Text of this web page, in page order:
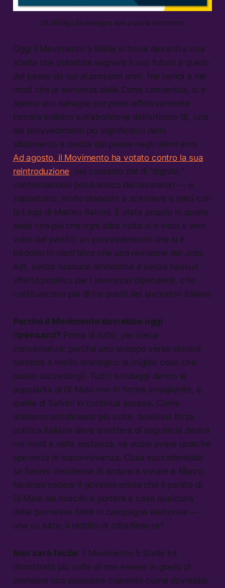
Di obbligo di reintegro non si parla nemmeno
Oggi il Movimento 5 Stelle si trova davanti a una
scelta che potrebbe segnare il suo futuro e quello
del paese da qui ai prossimi anni. Nei tempi e nei
modi che la sentenza della Corte consentirà, si è
aperto uno spiraglio per poter effettivamente
tornare indietro sull’abolizione dell’articolo 18, uno
dei provvedimenti più significativi dello
slittamento a destra del paese negli ultimi anni.
Ad agosto, il Movimento ha votato contro la sua
reintroduzione , nel contesto del dl “dignità,”
confermandosi poco amico dei lavoratori — e,
soprattutto, molto disposto a scendere a patti con
la Lega di Matteo Salvini. È stata proprio in quella
sede che più che ogni altra volta si è visto il vero
volto del partito: un provvedimento che si è
tradotto in nient’altro che una revisione del Jobs
Act, senza nessuna ambizione e senza nessun
effetto positivo per i lavoratori dipendenti, che
costituiscono più di tre quarti dei lavoratori italiani.
Perché il Movimento dovrebbe oggi
ripensarci?Prima di tutto, per bieca
convenienza: perché uno strappo verso sinistra
sarebbe a livello strategico la miglior cosa che
possa succedergli. Tutti i sondaggi danno la
popolarità di Di Maio non in forma smagliante, e
quella di Salvini in continua ascesa. Come
abbiamo sottolineato più volte, qualsiasi forza
politica italiana deve smettere di seguire la destra
nei modi e nella sostanza, se vuole avere qualche
speranza di sopravvivenza. Cosa succederebbe
se Salvini decidesse di andare a votare a Marzo,
facendo cadere il governo prima che il partito di
Di Maio sia riuscito a portare a casa qualcuna
delle promesse fatte in campagna elettorale —
una su tutte, il reddito di cittadinanza?
Non sarà facile: il Movimento 5 Stelle ha
dimostrato più volte di non essere in grado di
prendere una posizione coerente come dovrebbe